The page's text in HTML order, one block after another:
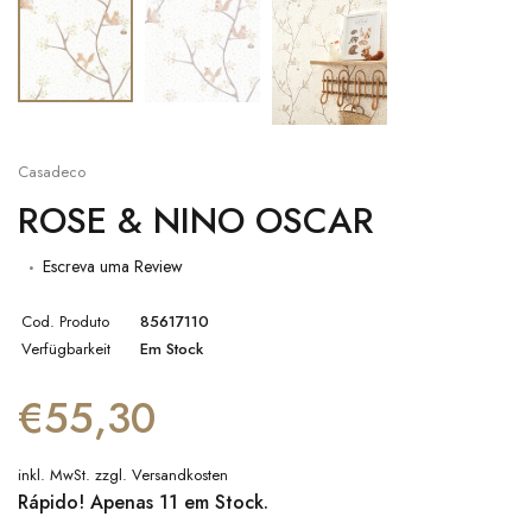
Casadeco
ROSE & NINO OSCAR
Escreva uma Review
Cod. Produto
85617110
Verfügbarkeit
Em Stock
€55,30
inkl. MwSt. zzgl. Versandkosten
Rápido! Apenas 11 em Stock.